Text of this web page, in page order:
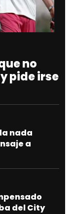
no
pide irse
nada
a
del City